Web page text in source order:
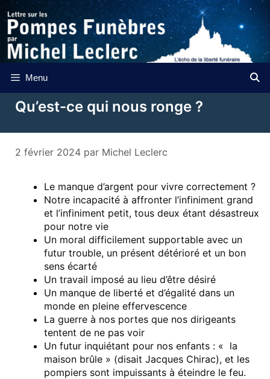
Aller
au
contenu
Menu
Qu’est-ce qui nous ronge ?
2 février 2024 par Michel Leclerc
Le manque d’argent pour vivre correctement ?
Notre incapacité à affronter l’infiniment grand
et l’infiniment petit, tous deux étant désastreux
pour notre vie
Un moral difficilement supportable avec un
futur trouble, un présent détérioré et un bon
sens écarté
Un travail imposé au lieu d’être désiré
Un manque de liberté et d’égalité dans un
monde en pleine effervescence
La guerre à nos portes que nos dirigeants
tentent de ne pas voir
Un futur inquiétant pour nos enfants : « la
maison brûle » (disait Jacques Chirac), et les
pompiers sont impuissants à éteindre le feu.